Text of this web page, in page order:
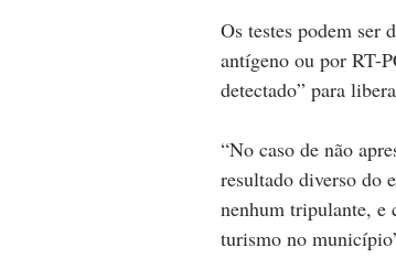
Os testes podem
antígeno ou por RT-
detectado” para
“No caso de não
resultado diverso do
nenhum tripulante, e
turismo no